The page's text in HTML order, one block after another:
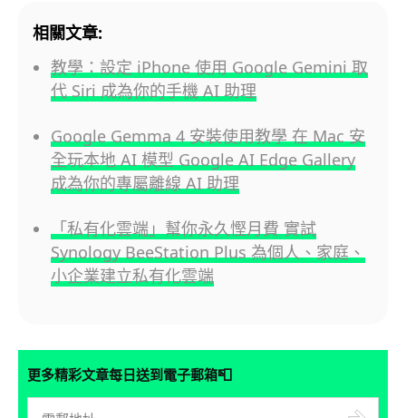
相關文章:
教學：設定 iPhone 使用 Google Gemini 取
代 Siri 成為你的手機 AI 助理
Google Gemma 4 安裝使用教學 在 Mac 安
全玩本地 AI 模型 Google AI Edge Gallery
成為你的專屬離線 AI 助理
「私有化雲端」幫你永久慳月費 實試
Synology BeeStation Plus 為個人、家庭、
小企業建立私有化雲端
更多精彩文章每日送到電子郵箱📮